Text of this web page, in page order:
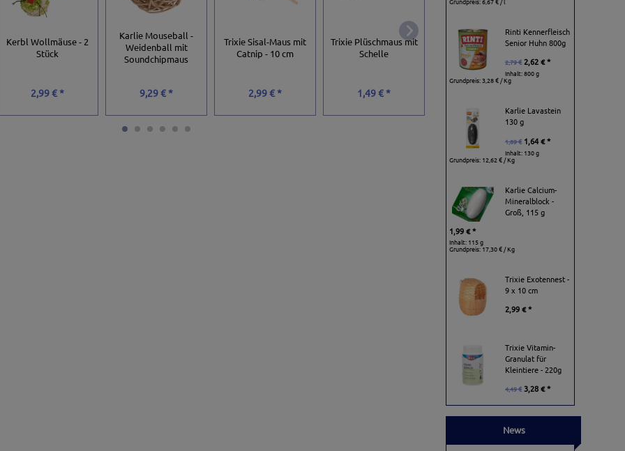
Kerbl Wollmäuse - 2
Stück
2,99 € *
Karlie Mouseball -
Weidenball mit
Soundchipmaus
9,29 € *
Trixie Sisal-Maus mit
Catnip - 10 cm
2,99 € *
Trixie Plüschmaus mit
Schelle
1,49 € *
Baumwoll-Mäuse mit
Catnip
Trixie Spielmaus
Rinti Kennerfleisch
Senior Huhn 800g
2,79 € 2,62 € *
Inhalt: 800 g
Grundpreis:3,28 € / Kg
Karlie Lavastein
130 g
1,89 € 1,64 € *
Inhalt: 130 g
Grundpreis: 12,62 € / Kg
Karlie Calcium-
Mineralblock -
Groß, 115 g
1,99 € *
Inhalt: 115 g
Grundpreis:17,30 € / Kg
Trixie Exotennest -
9 x 10 cm
2,99 € *
Trixie Vitamin-
Granulat für
Kleintiere - 220g
4,49 € 3,28 € *
News